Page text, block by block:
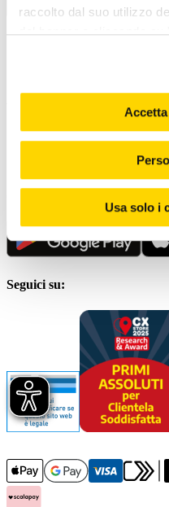
raccolto dal suo utilizzo
del banner o cliccando
la nostra cookie policy. Il
cliccando "Accetto tutti i
diverse categorie di
Usa solo i
Corporate & Legal
Cookie PolicyCondizioni di
Scarica la nostra App
Seguici su: